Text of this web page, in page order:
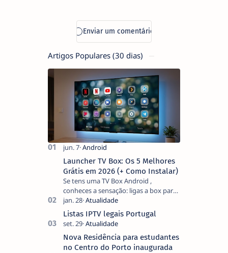
xeque
Artigos Populares (30 dias)
Launcher TV Box: Os 5 Melhores
Grátis em 2026 (+ Como Instalar)
Se tens uma TV Box Android ,
conheces a sensação: ligas a box para
ver um filme e o ecrã inicial está
coberto de sugestões que não
pediste, ban…
Listas IPTV legais Portugal
Nova Residência para estudantes
no Centro do Porto inaugurada